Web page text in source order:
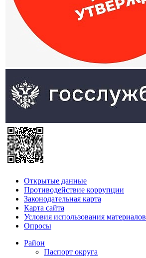
Открытые данные
Противодействие коррупции
Законодательная карта
Карта сайта
Условия использования материалов
Опросы
Район
Паспорт округа